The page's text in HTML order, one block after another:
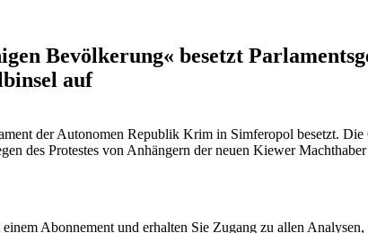
Bevölkerung« besetzt
auf
der Autonomen Republik Krim in Simferopol besetzt.
des Protestes von Anhängern der neuen Kiewer
Abonnement und erhalten Sie Zugang zu allen